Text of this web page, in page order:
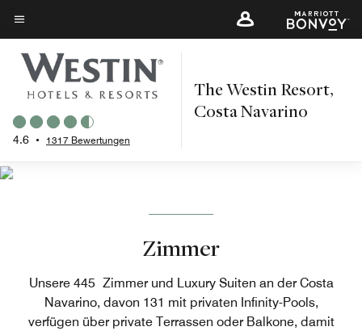
Skip
to
main
content
Menütext
4.6 • 1317 Bewertungen
The Westin Resort,
Costa Navarino
Zimmer
Unsere 445 Zimmer und Luxury Suiten an der Costa
Navarino, davon 131 mit privaten Infinity-Pools,
verfügen über private Terrassen oder Balkone, damit